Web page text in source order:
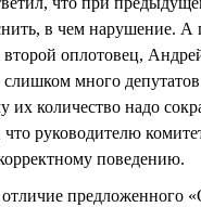
в чем нарушение. А
оплотовец,
много депутатов
их количество надо
что руководителю
поведению.
предложенного